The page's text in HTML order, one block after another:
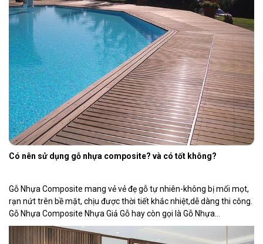
Có nên sử dụng gỗ nhựa composite? và có tốt không?
Gỗ Nhựa Composite mang vẻ vẻ đẹ gỗ tự nhiên-không bị mối mọt,
rạn nứt trên bề mặt, chịu được thời tiết khắc nhiệt,dễ dàng thi công.
Gỗ Nhựa Composite Nhựa Giả Gỗ hay còn gọi là Gỗ Nhựa
Composite là một nguyên liệu được tạo thành từ nhựa và bột
gỗ.Ngoài nhựa và bột […]